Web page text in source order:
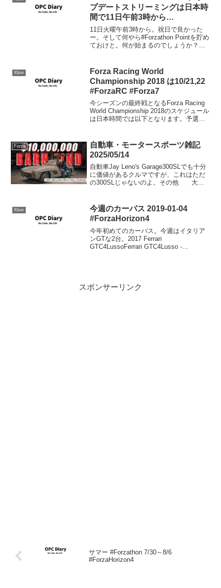
プデートストリーミングは日本時
間で11日午前3時から
#ForzaHorizon4
#TorbenTuesday
11日火曜午前3時から。祝日で良かった
ー。そして何やら#Forzathon Pointを貯め
ておけと。何が始まるのでしょうか？
Xbox
Forza Racing World
Championship 2018 は10/21,22
#ForzaRC #Forza7
今シーズンの最終戦となるForza Racing
World Championship 2018のスケジュール
は日本時間では以下となります。予選：
Forza
自動車・モータースポーツ雑記
2025/05/14
自動車Jay Leno's Garage300SLでも十分
に価値があるクルマですが、これはただ
の300SLじゃないのよ。その他 大き
あなた、欧州車のバンはどうでしょう...
Xbox
今週のカーパス 2019-01-04
#ForzaHorizon4
今年初めてのカーパス。今週はイタリア
ンGTな2台。2017 Ferrari
GTC4LussoFerrari GTC4Lusso -
スポンサーリンク
サマー #Forzathon 7/30～8/6
#ForzaHorizon4